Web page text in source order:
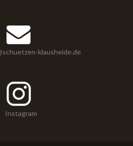
klausheide.de
Instagram